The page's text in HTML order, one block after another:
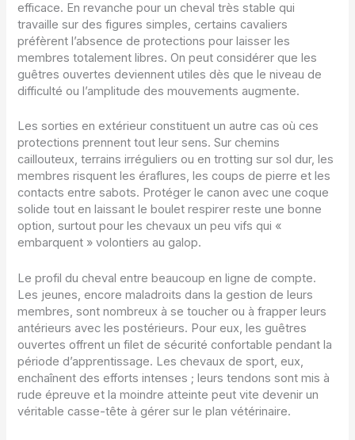
efficace. En revanche pour un cheval très stable qui
travaille sur des figures simples, certains cavaliers
préfèrent l’absence de protections pour laisser les
membres totalement libres. On peut considérer que les
guêtres ouvertes deviennent utiles dès que le niveau de
difficulté ou l’amplitude des mouvements augmente.
Les sorties en extérieur constituent un autre cas où ces
protections prennent tout leur sens. Sur chemins
caillouteux, terrains irréguliers ou en trotting sur sol dur, les
membres risquent les éraflures, les coups de pierre et les
contacts entre sabots. Protéger le canon avec une coque
solide tout en laissant le boulet respirer reste une bonne
option, surtout pour les chevaux un peu vifs qui «
embarquent » volontiers au galop.
Le profil du cheval entre beaucoup en ligne de compte.
Les jeunes, encore maladroits dans la gestion de leurs
membres, sont nombreux à se toucher ou à frapper leurs
antérieurs avec les postérieurs. Pour eux, les guêtres
ouvertes offrent un filet de sécurité confortable pendant la
période d’apprentissage. Les chevaux de sport, eux,
enchaînent des efforts intenses ; leurs tendons sont mis à
rude épreuve et la moindre atteinte peut vite devenir un
véritable casse-tête à gérer sur le plan vétérinaire.